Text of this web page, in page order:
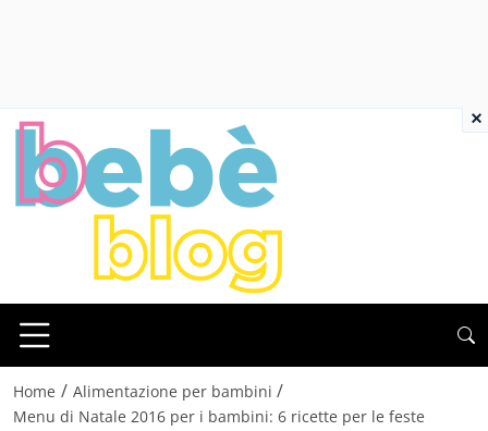
Home / Alimentazione per bambini /
Menu di Natale 2016 per i bambini: 6 ricette per le feste
×